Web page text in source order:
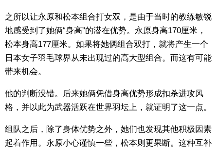
之所以让永原和松本组合打女双，是由于当时的教练敏锐
地感受到了她俩“身高”的潜在优势。永原身高170厘米，
松本身高177厘米。如果将她俩组合双打，就将产生一个
日本女子羽毛球界从未出现过的高大型组合。而这有可能
带来机会。
他的判断没错。后来她俩凭借身高优势形成扣杀进攻风
格，并以此为武器活跃在世界羽坛上，就证明了这一点。
组队之后，除了身体优势之外，她们也发现其他积极因素
起着作用。永原小心谨慎一些，松本则更果断。这种互补